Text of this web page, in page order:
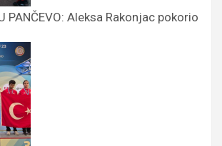
PANČEVO: Aleksa Rakonjac pokorio